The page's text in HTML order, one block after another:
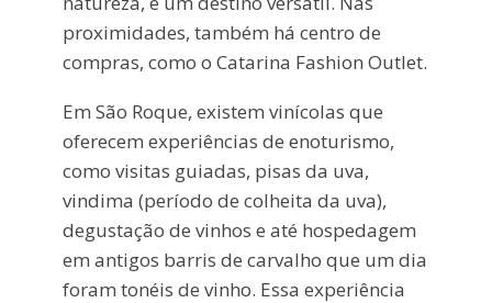
proximidades, também há centro de
compras, como o Catarina Fashion Outlet.
Em São Roque, existem vinícolas que
oferecem experiências de enoturismo,
como visitas guiadas, pisas da uva,
vindima (período de colheita da uva),
degustação de vinhos e até hospedagem
em antigos barris de carvalho que um dia
foram tonéis de vinho. Essa experiência